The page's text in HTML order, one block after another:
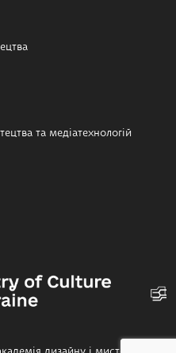
та медіатехнологій